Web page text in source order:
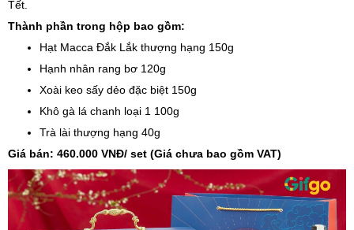
Tết.
Thành phần trong hộp bao gồm:
Hạt Macca Đắk Lắk thượng hạng 150g
Hạnh nhân rang bơ 120g
Xoài keo sấy dẻo đặc biệt 150g
Khô gà lá chanh loại 1 100g
Trà lài thượng hạng 40g
Giá bán: 460.000 VNĐ/ set (Giá chưa bao gồm VAT)